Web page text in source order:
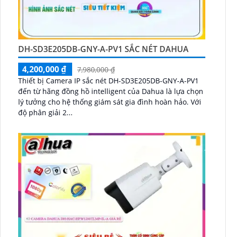
DH-SD3E205DB-GNY-A-PV1 SẮC NÉT DAHUA
4,200,000 ₫
7,980,000 ₫
Thiết bị Camera IP sắc nét DH-SD3E205DB-GNY-A-PV1
đến từ hãng đồng hồ intelligent của Dahua là lựa chọn
lý tưởng cho hệ thống giám sát gia đình hoàn hảo. Với
độ phân giải 2...